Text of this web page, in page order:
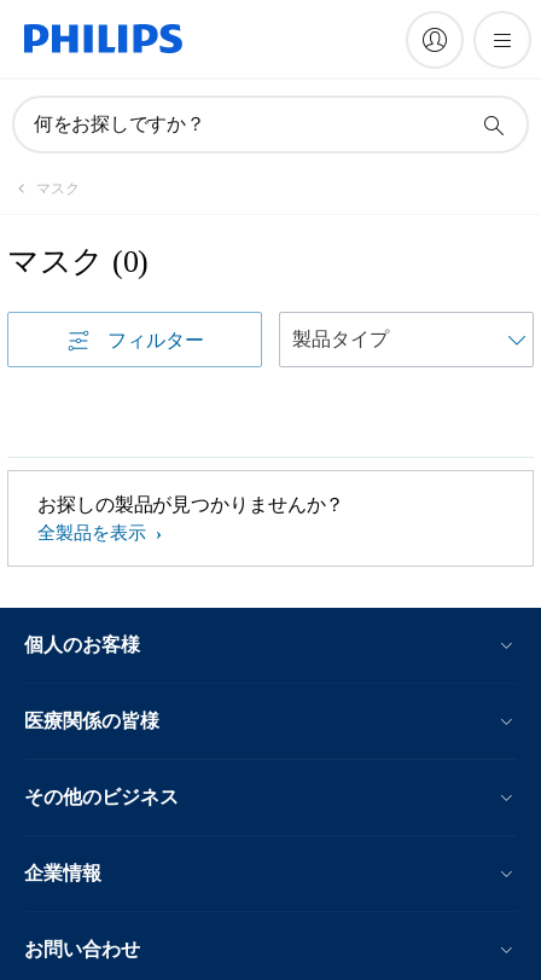
何をお探しですか？
マスク
マスク (0)
フィルター
お探しの製品が見つかりませんか？
全製品を表示
個人のお客様
医療関係の皆様
その他のビジネス
企業情報
お問い合わせ